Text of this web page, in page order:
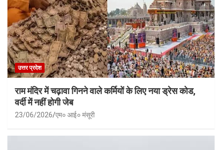
उत्तर प्रदेश
राम मंदिर में चढ़ावा गिनने वाले कर्मियों के लिए नया ड्रेस कोड,
वर्दी में नहीं होगी जेब
23/06/2026 एम० आई० मंसूरी